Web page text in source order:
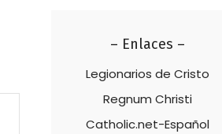
– Enlaces –
Legionarios de Cristo
Regnum Christi
Catholic.net-Español